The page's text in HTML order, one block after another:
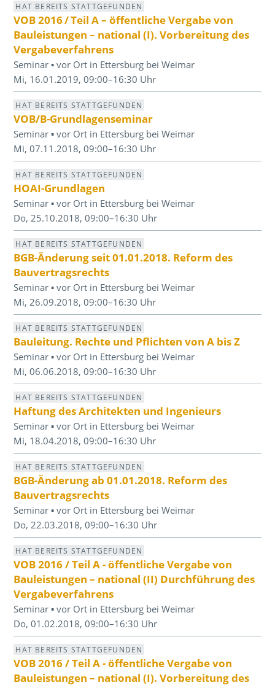
HAT BEREITS STATTGEFUNDEN
VOB 2016 / Teil A – öffentliche Vergabe von
Bauleistungen – national (I). Vorbereitung des
Vergabeverfahrens
Seminar ▪ vor Ort in Ettersburg bei Weimar
Mi, 16.01.2019, 09:00–16:30 Uhr
HAT BEREITS STATTGEFUNDEN
VOB/B-Grundlagenseminar
Seminar ▪ vor Ort in Ettersburg bei Weimar
Mi, 07.11.2018, 09:00–16:30 Uhr
HAT BEREITS STATTGEFUNDEN
HOAI-Grundlagen
Seminar ▪ vor Ort in Ettersburg bei Weimar
Do, 25.10.2018, 09:00–16:30 Uhr
HAT BEREITS STATTGEFUNDEN
BGB-Änderung seit 01.01.2018. Reform des
Bauvertragsrechts
Seminar ▪ vor Ort in Ettersburg bei Weimar
Mi, 26.09.2018, 09:00–16:30 Uhr
HAT BEREITS STATTGEFUNDEN
Bauleitung. Rechte und Pflichten von A bis Z
Seminar ▪ vor Ort in Ettersburg bei Weimar
Mi, 06.06.2018, 09:00–16:30 Uhr
HAT BEREITS STATTGEFUNDEN
Haftung des Architekten und Ingenieurs
Seminar ▪ vor Ort in Ettersburg bei Weimar
Mi, 18.04.2018, 09:00–16:30 Uhr
HAT BEREITS STATTGEFUNDEN
BGB-Änderung ab 01.01.2018. Reform des
Bauvertragsrechts
Seminar ▪ vor Ort in Ettersburg bei Weimar
Do, 22.03.2018, 09:00–16:30 Uhr
HAT BEREITS STATTGEFUNDEN
VOB 2016 / Teil A - öffentliche Vergabe von
Bauleistungen – national (II) Durchführung des
Vergabeverfahrens
Seminar ▪ vor Ort in Ettersburg bei Weimar
Do, 01.02.2018, 09:00–16:30 Uhr
HAT BEREITS STATTGEFUNDEN
VOB 2016 / Teil A - öffentliche Vergabe von
Bauleistungen – national (I). Vorbereitung des